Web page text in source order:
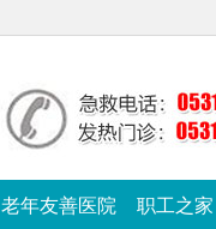
老年友善医院 职工之家